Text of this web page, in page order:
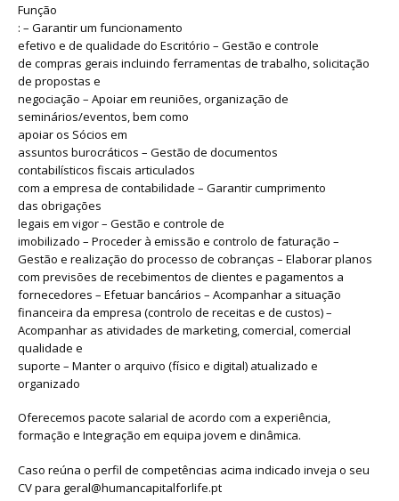
Função
: – Garantir um funcionamento
efetivo e de qualidade do Escritório – Gestão e controle
de compras gerais incluindo ferramentas de trabalho, solicitação
de propostas e
negociação – Apoiar em reuniões, organização de
seminários/eventos, bem como
apoiar os Sócios em
assuntos burocráticos – Gestão de documentos
contabilísticos fiscais articulados
com a empresa de contabilidade – Garantir cumprimento
das obrigações
legais em vigor – Gestão e controle de
imobilizado – Proceder à emissão e controlo de faturação –
Gestão e realização do processo de cobranças – Elaborar planos
com previsões de recebimentos de clientes e pagamentos a
fornecedores – Efetuar bancários – Acompanhar a situação
financeira da empresa (controlo de receitas e de custos) –
Acompanhar as atividades de marketing, comercial, comercial
qualidade e
suporte – Manter o arquivo (físico e digital) atualizado e
organizado
Oferecemos pacote salarial de acordo com a experiência,
formação e Integração em equipa jovem e dinâmica.
Caso reúna o perfil de competências acima indicado inveja o seu
CV para geral@humancapitalforlife.pt